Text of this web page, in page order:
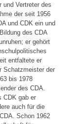
und Vertreter des
der seit 1956
und CDK ein und
des CDA
er gehört
entfaltete er
Schatzmeister der
bis 1978
des CDA.
CDK gab er
auch für die
Schon 1962